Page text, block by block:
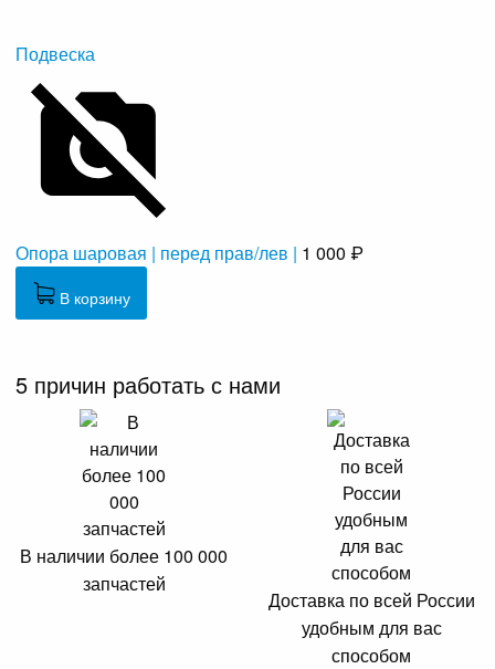
Подвеска
Опора шаровая | перед прав/лев | 1 000 ₽
В корзину
5 причин работать с нами
В наличии более 100 000
запчастей
Доставка по всей России
удобным для вас
способом